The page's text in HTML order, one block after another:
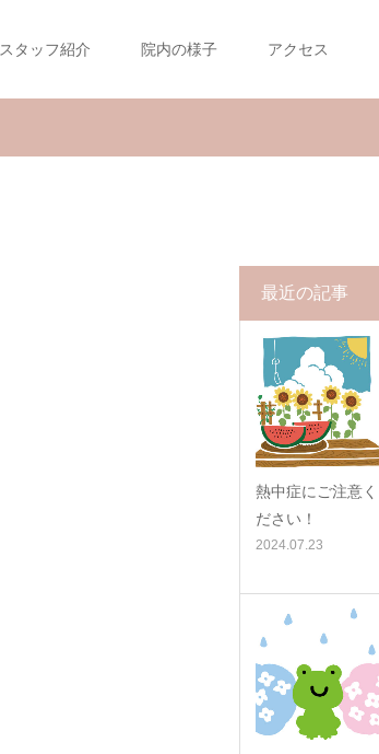
スタッフ紹介 院内の様子 アクセス
最近の記事
熱中症にご注意く
ださい！
2024.07.23